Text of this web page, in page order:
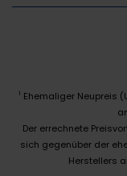
1 Ehemaliger Neupreis
Der errechnete
sich gegenüber der
Herstellers